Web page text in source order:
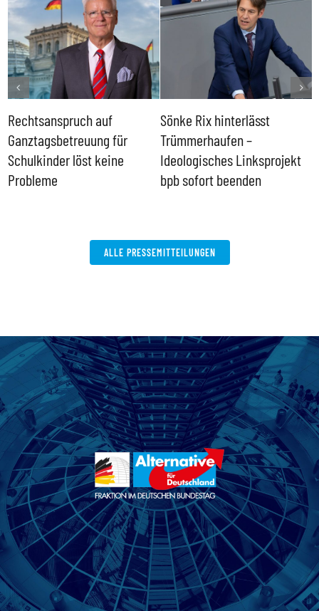
Rechtsanspruch auf
Ganztagsbetreuung für
Schulkinder löst keine
Probleme
Sönke Rix hinterlässt
Trümmerhaufen –
Ideologisches Linksprojekt
bpb sofort beenden
ALLE PRESSEMITTEILUNGEN